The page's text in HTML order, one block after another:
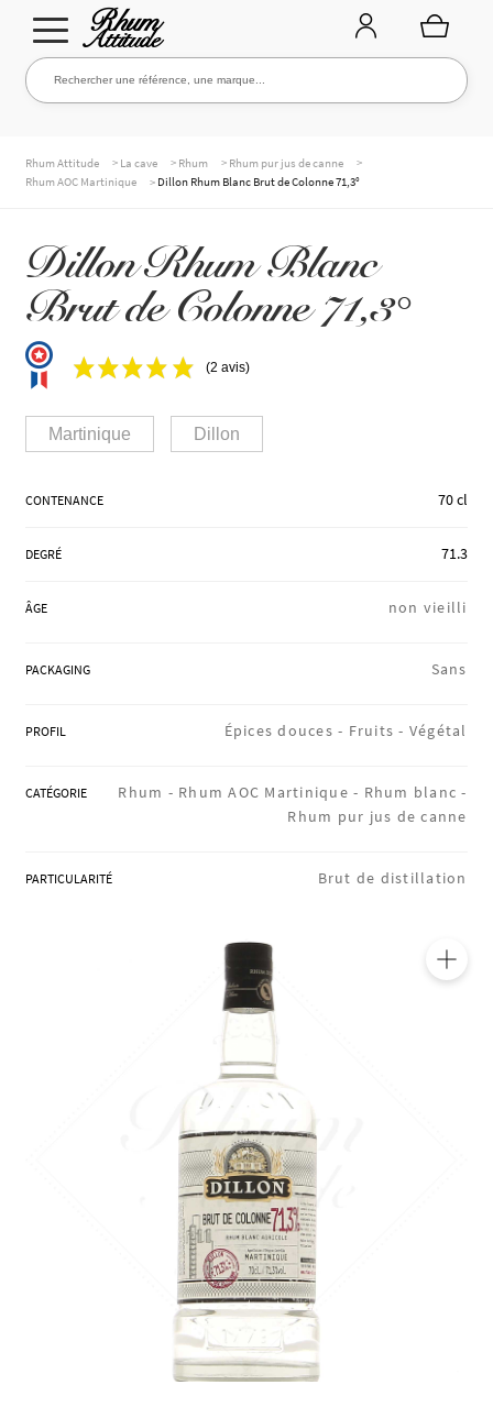
Aller
à
Aller
au
Rechercher une référence, une marque...
Rechercher
NOS RHUMS
MARQUES
RÉGIONS
COFFRETS & CADEAUX
Rhum Attitude > La cave > Rhum > Rhum pur jus de canne
>
Rhum AOC Martinique
> Dillon Rhum Blanc Brut de Colonne 71,3°
Dillon Rhum Blanc
Brut de Colonne 71,3°
(2 avis)
Martinique Dillon
CONTENANCE 70 cl
DEGRÉ 71.3
ÂGE non vieilli
PACKAGING Sans
PROFIL Épices douces - Fruits - Végétal
CATÉGORIE Rhum - Rhum AOC Martinique - Rhum blanc -
Rhum pur jus de canne
PARTICULARITÉ Brut de distillation